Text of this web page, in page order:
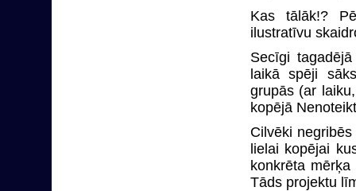
Kas tālāk!?
ilustratīvu
Secīgi
laikā spēji
grupās (ar
kopējā
Cilvēki
lielai kopējai
konkrēta
Tāds projektu